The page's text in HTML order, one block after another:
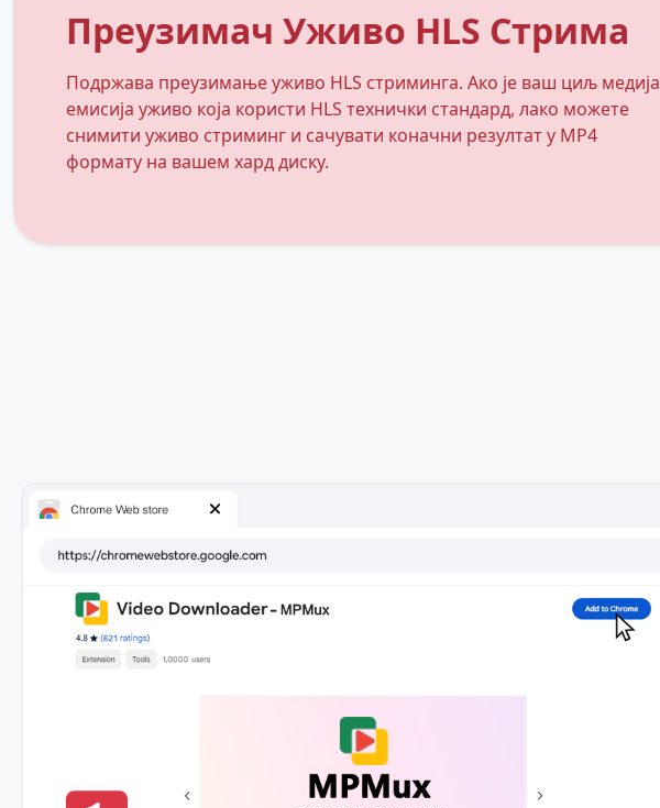
Преузимач Уживо HLS Стрима
Подржава преузимање уживо HLS стриминга. Ако је ваш циљ медија
емисија уживо која користи HLS технички стандард, лако можете
снимити уживо стриминг и сачувати коначни резултат у MP4
формату на вашем хард диску.